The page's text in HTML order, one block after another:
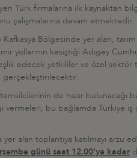
Türk firmalarına ilk kaynaktan
çalışmalarına devam etmektedir.
Kafkasya Bölgesinde yer alan,
yollarının kesiştiği Adıgey
edecek yetkililer ve özel sektör
gerçekleştirilecektir.
de hazır
bu bağlamda Türkiye iş
yer alan toplantıya katılmayı arzu
günü saat 12.00'ye kadar